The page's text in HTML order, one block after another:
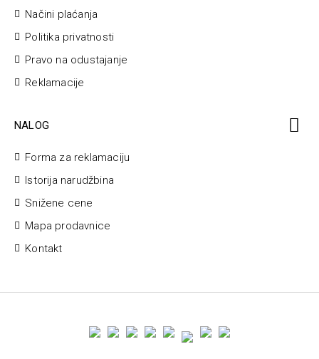
Načini plaćanja
Politika privatnosti
Pravo na odustajanje
Reklamacije
NALOG
Forma za reklamaciju
Istorija narudžbina
Snižene cene
Mapa prodavnice
Kontakt